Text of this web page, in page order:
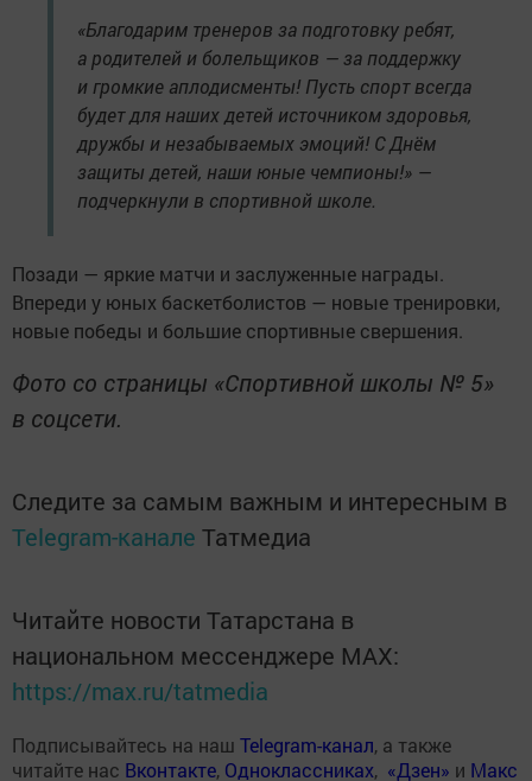
«Благодарим тренеров за подготовку ребят,
а родителей и болельщиков — за поддержку
и громкие аплодисменты! Пусть спорт всегда
будет для наших детей источником здоровья,
дружбы и незабываемых эмоций! С Днём
защиты детей, наши юные чемпионы!» —
подчеркнули в спортивной школе.
Позади — яркие матчи и заслуженные награды.
Впереди у юных баскетболистов — новые тренировки,
новые победы и большие спортивные свершения.
Фото со страницы «Спортивной школы № 5»
в соцсети.
Следите за самым важным и интересным в
Telegram-канале Татмедиа
Читайте новости Татарстана в
национальном мессенджере MАХ:
https://max.ru/tatmedia
Подписывайтесь на наш Telegram-канал, а также
читайте нас Вконтакте, Одноклассниках, «Дзен» и Макс